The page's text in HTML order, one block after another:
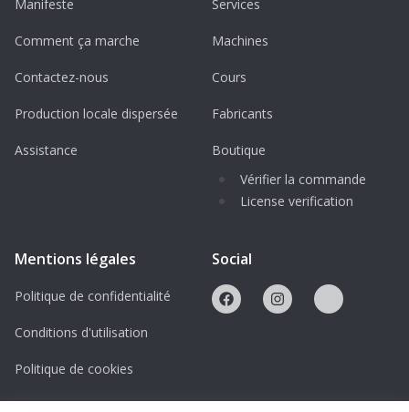
Manifeste
Comment ça marche
Contactez-nous
Production locale dispersée
Assistance
Services
Machines
Cours
Fabricants
Boutique
Vérifier la commande
License verification
Mentions légales
Politique de confidentialité
Conditions d'utilisation
Politique de cookies
Licences
Social